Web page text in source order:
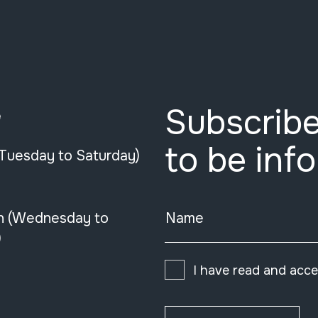
to Saturday)
(Wednesday to
to be
Name
I have read and